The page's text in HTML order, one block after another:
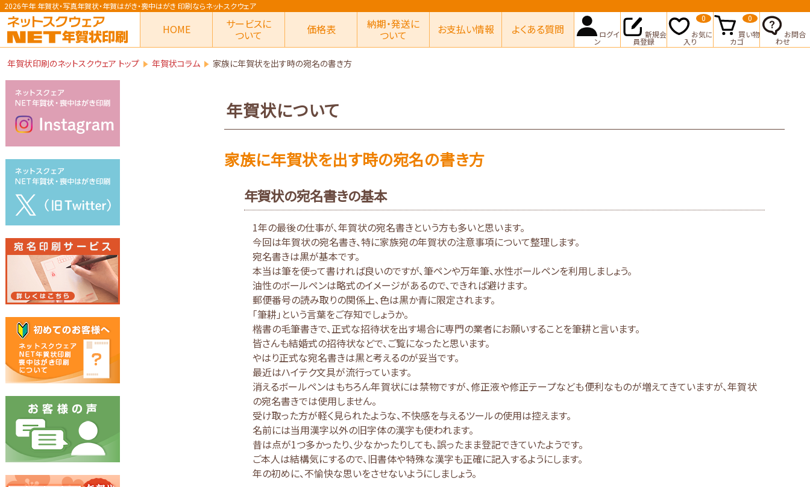
2026午年 年賀状・写真年賀状・年賀はがき・喪中はがき 印刷ならネットスクウェア
HOME サービスに
ついて 価格表 納期・発送に
ついて お支払い情報 よくある質問 ログイ
ン
新規会
員登録
お気に
入り
0
買い物
カゴ
0
お問合
わせ
年賀状印刷のネットスクウェア トップ 年賀状コラム 家族に年賀状を出す時の宛名の書き方
年賀状について
家族に年賀状を出す時の宛名の書き方
年賀状の宛名書きの基本
1年の最後の仕事が、年賀状の宛名書きという方も多いと思います。
今回は年賀状の宛名書き、特に家族宛の年賀状の注意事項について整理します。
宛名書きは黒が基本です。
本当は筆を使って書ければ良いのですが、筆ペンや万年筆、水性ボールペンを利用しましょう。
油性のボールペンは略式のイメージがあるので、できれば避けます。
郵便番号の読み取りの関係上、色は黒か青に限定されます。
「筆耕」という言葉をご存知でしょうか。
楷書の毛筆書きで、正式な招待状を出す場合に専門の業者にお願いすることを筆耕と言います。
皆さんも結婚式の招待状などで、ご覧になったと思います。
やはり正式な宛名書きは黒と考えるのが妥当です。
最近はハイテク文具が流行っています。
消えるボールペンはもちろん年賀状には禁物ですが、修正液や修正テープなども便利なものが増えてきていますが、年賀状
の宛名書きでは使用しません。
受け取った方が軽く見られたような、不快感を与えるツールの使用は控えます。
名前には当用漢字以外の旧字体の漢字も使われます。
昔は点が1つ多かったり、少なかったりしても、誤ったまま登記できていたようです。
ご本人は結構気にするので、旧書体や特殊な漢字も正確に記入するようにします。
年の初めに、不愉快な思いをさせないようにしましょう。